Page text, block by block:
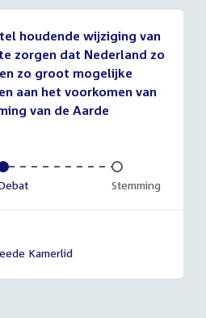
houdende wijziging van
zorgen dat Nederland zo
zo groot mogelijke
aan het voorkomen van
van de Aarde
Onvoltooid:
Stemming
Kamerlid